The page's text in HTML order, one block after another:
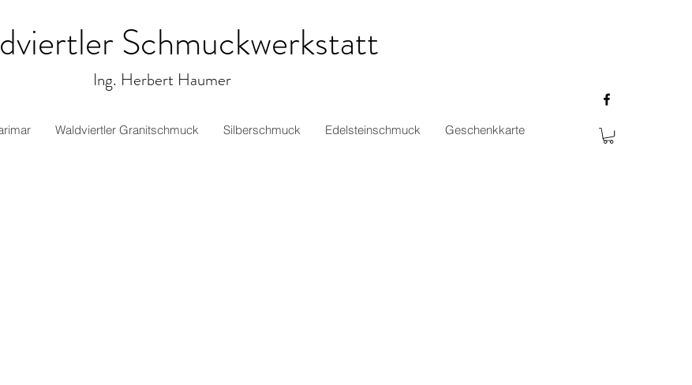
Schmuckwerkstatt
Ing. Herbert Haumer
Waldviertler Granitschmuck Silberschmuck Edelsteinschmuck Geschenkkarte